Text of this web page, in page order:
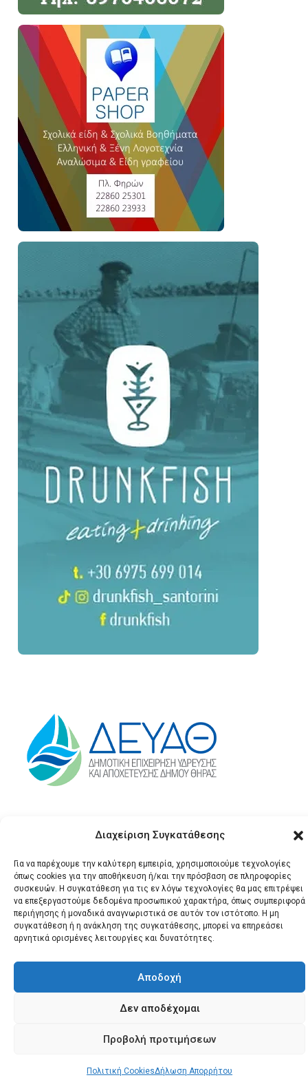
Διαχείριση Συγκατάθεσης
Για να παρέχουμε την καλύτερη εμπειρία, χρησιμοποιούμε τεχνολογίες
όπως cookies για την αποθήκευση ή/και την πρόσβαση σε πληροφορίες
συσκευών. Η συγκατάθεση για τις εν λόγω τεχνολογίες θα μας επιτρέψει
να επεξεργαστούμε δεδομένα προσωπικού χαρακτήρα, όπως συμπεριφορά
περιήγησης ή μοναδικά αναγνωριστικά σε αυτόν τον ιστότοπο. Η μη
συγκατάθεση ή η ανάκληση της συγκατάθεσης, μπορεί να επηρεάσει
αρνητικά ορισμένες λειτουργίες και δυνατότητες.
Αποδοχή
Δεν αποδέχομαι
Προβολή προτιμήσεων
Πολιτική CookiesΔήλωση Απορρήτου
© 2026 Santonews - Όλα
τα δικαιώματα
κατοχυρωμένα.